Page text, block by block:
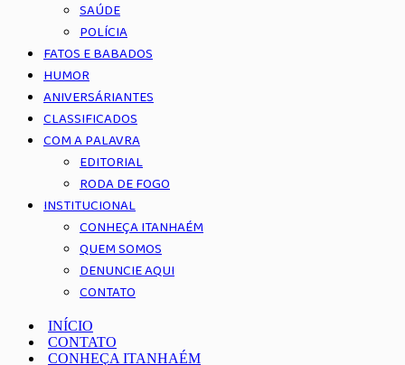
SAÚDE
POLÍCIA
FATOS E BABADOS
HUMOR
ANIVERSÁRIANTES
CLASSIFICADOS
COM A PALAVRA
EDITORIAL
RODA DE FOGO
INSTITUCIONAL
CONHEÇA ITANHAÉM
QUEM SOMOS
DENUNCIE AQUI
CONTATO
INÍCIO
CONTATO
CONHEÇA ITANHAÉM